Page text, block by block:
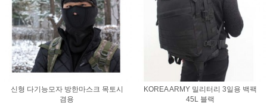
신형 다기능모자 방한마스크 목토시
겸용
KOREA ARMY 밀리터리 3일용 백팩
45L 블랙